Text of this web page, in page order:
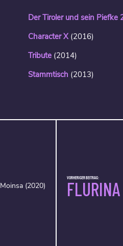
Der Tiroler und sein Piefke
Character X(2016)
Tribute (2014)
Stammtisch (2013)
Moinsa (2020)
VORHERIGER BEITRAG: